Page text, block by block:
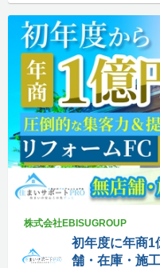
株式会社EBISUGROUP
初年度に年商1
舗・在庫・施